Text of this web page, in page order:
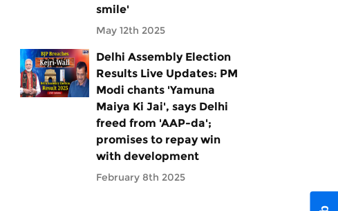
smile'
May 12th 2025
Delhi Assembly Election
Results Live Updates: PM
Modi chants 'Yamuna
Maiya Ki Jai', says Delhi
freed from 'AAP-da';
promises to repay win
with development
February 8th 2025